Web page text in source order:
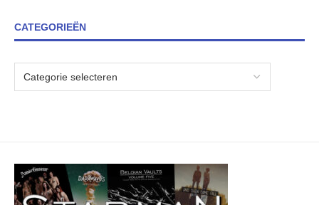
CATEGORIEËN